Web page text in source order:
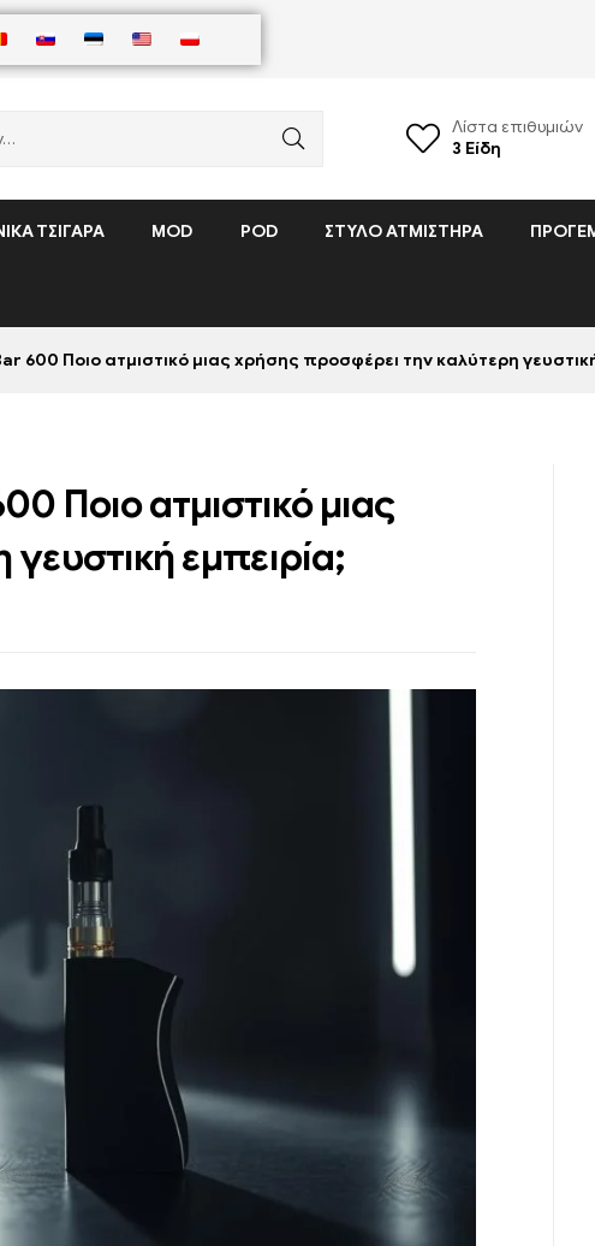
Λίστα επιθυμιών
3 Είδη
ΤΣΙΓΆΡΑ MOD POD ΣΤΥΛΌ ΑΤΜΙΣΤΉΡΑ
600 Ποιο ατμιστικό μιας χρήσης προσφέρει την καλύτερη
Ποιο ατμιστικό μιας
εμπειρία;